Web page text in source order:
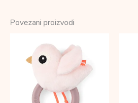
Povezani proizvodi